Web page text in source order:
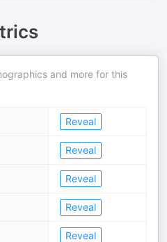
and more for this
Reveal
Reveal
Reveal
Reveal
Reveal